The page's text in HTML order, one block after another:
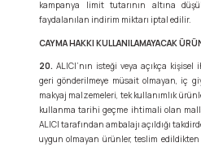
kampanya limit tutarının altına
faydalanılan indirim miktarı iptal edilir.
CAYMA HAKKI KULLANILAMAYACAK
20. ALICI’nın isteği veya açıkça
geri gönderilmeye müsait olmayan, iç
makyaj malzemeleri, tek kullanımlık
kullanma tarihi geçme ihtimali olan
ALICI tarafından ambalajı açıldığı
uygun olmayan ürünler, teslim edildikten